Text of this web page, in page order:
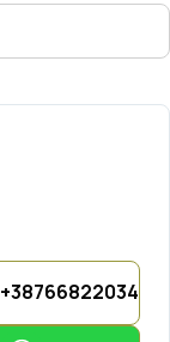
+38766822034